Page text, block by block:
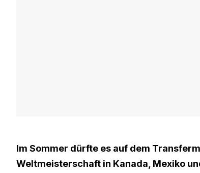
Im Sommer dürfte es auf dem
Weltmeisterschaft in Kanada, Mexiko